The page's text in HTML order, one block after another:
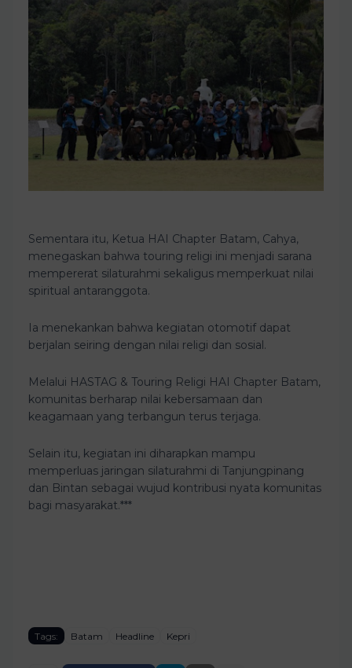
Sementara itu, Ketua HAI Chapter Batam, Cahya,
menegaskan bahwa touring religi ini menjadi sarana
mempererat silaturahmi sekaligus memperkuat nilai
spiritual antaranggota.
Ia menekankan bahwa kegiatan otomotif dapat
berjalan seiring dengan nilai religi dan sosial.
Melalui HASTAG & Touring Religi HAI Chapter Batam,
komunitas berharap nilai kebersamaan dan
keagamaan yang terbangun terus terjaga.
Selain itu, kegiatan ini diharapkan mampu
memperluas jaringan silaturahmi di Tanjungpinang
dan Bintan sebagai wujud kontribusi nyata komunitas
bagi masyarakat.***
Tags: Batam Headline Kepri